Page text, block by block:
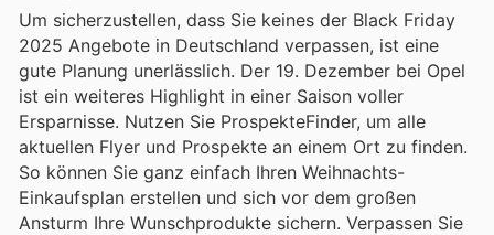
Um sicherzustellen, dass Sie keines der Black Friday
2025 Angebote in Deutschland verpassen, ist eine
gute Planung unerlässlich. Der 19. Dezember bei Opel
ist ein weiteres Highlight in einer Saison voller
Ersparnisse. Nutzen Sie ProspekteFinder, um alle
aktuellen Flyer und Prospekte an einem Ort zu finden.
So können Sie ganz einfach Ihren Weihnachts-
Einkaufsplan erstellen und sich vor dem großen
Ansturm Ihre Wunschprodukte sichern. Verpassen Sie